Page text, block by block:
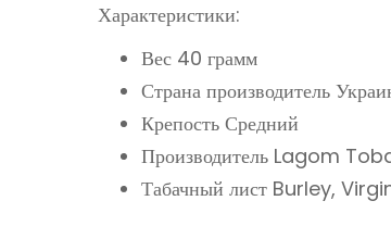
Характеристики:
Вес 40 грамм
Страна производитель
Крепость Средний
Производитель Lagom
Табачный лист Burley,